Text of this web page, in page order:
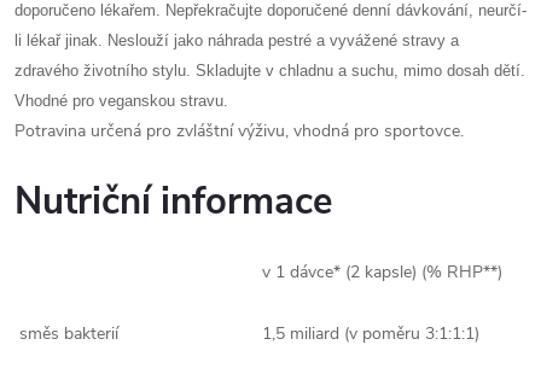
doporučeno lékařem. Nepřekračujte doporučené denní dávkování, neurčí-
li lékař jinak. Neslouží jako náhrada pestré a vyvážené stravy a
zdravého životního stylu. Skladujte v chladnu a suchu, mimo dosah dětí.
Vhodné pro veganskou stravu.
Potravina určená pro zvláštní výživu, vhodná pro sportovce.
Nutriční informace
v 1 dávce* (2 kapsle) (% RHP**)
směs bakterií 1,5 miliard (v poměru 3:1:1:1)